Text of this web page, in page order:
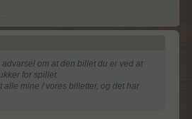
om at den billet du er ved at
for spillet.
alle mine / vores billetter, og det har